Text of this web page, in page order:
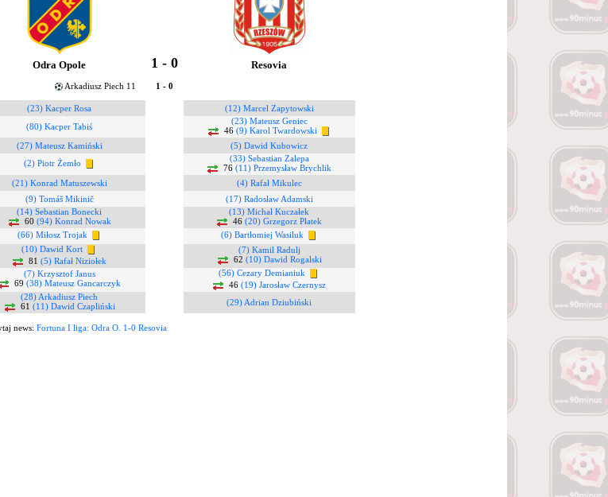
Odra Opole 1 - 0 Resovia
Arkadiusz Piech 11 1 - 0
(23) Kacper Rosa
(12) Marcel Zapytowski
(80) Kacper Tabiś
(23) Mateusz Geniec
46 (9) Karol Twardowski
(27) Mateusz Kamiński
(5) Dawid Kubowicz
(2) Piotr Żemło
(33) Sebastian Zalepa
76 (11) Przemysław Brychlik
(21) Konrad Matuszewski
(4) Rafał Mikulec
(9) Tomáš Mikinič
(17) Radosław Adamski
(14) Sebastian Bonecki
60 (94) Konrad Nowak
(13) Michał Kuczałek
46 (20) Grzegorz Płatek
(66) Miłosz Trojak
(6) Bartłomiej Wasiluk
(10) Dawid Kort
81 (5) Rafał Niziołek
(7) Kamil Radulj
62 (10) Dawid Rogalski
(7) Krzysztof Janus
69 (38) Mateusz Gancarczyk
(56) Cezary Demianiuk
46 (19) Jarosław Czernysz
(28) Arkadiusz Piech
61 (11) Dawid Czapliński (29) Adrian Dziubiński
news: Fortuna I liga: Odra O. 1-0 Resovia